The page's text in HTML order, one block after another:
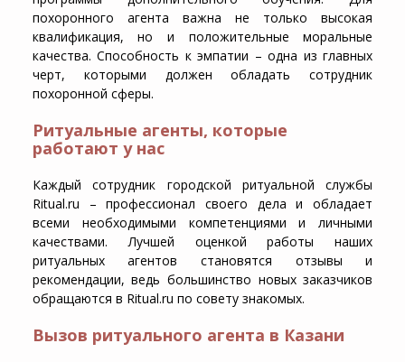
похоронного агента важна не только высокая
квалификация, но и положительные моральные
качества. Способность к эмпатии – одна из главных
черт, которыми должен обладать сотрудник
похоронной сферы.
Ритуальные агенты, которые
работают у нас
Каждый сотрудник городской ритуальной службы
Ritual.ru – профессионал своего дела и обладает
всеми необходимыми компетенциями и личными
качествами. Лучшей оценкой работы наших
ритуальных агентов становятся отзывы и
рекомендации, ведь большинство новых заказчиков
обращаются в Ritual.ru по совету знакомых.
Вызов ритуального агента в Казани